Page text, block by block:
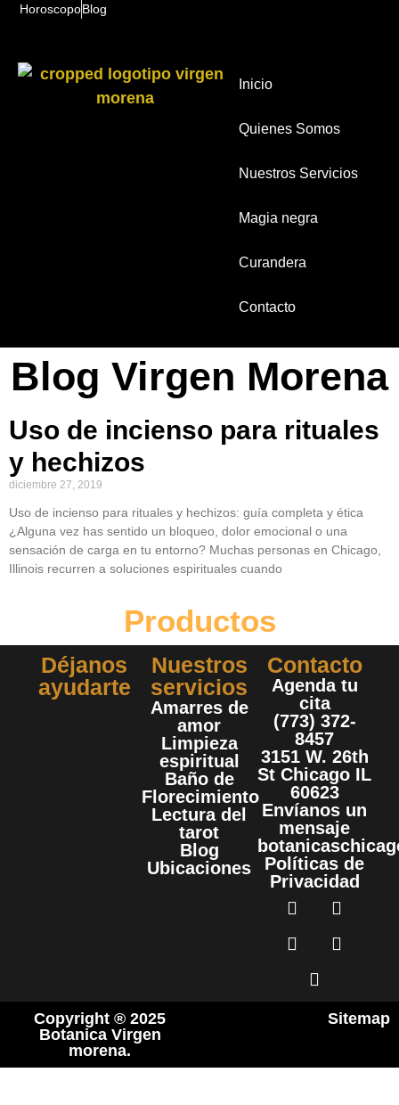
HoroscopoBlog
Inicio
Quienes Somos
Nuestros Servicios
Magia negra
Curandera
Contacto
Blog Virgen Morena
Uso de incienso para rituales
y hechizos
diciembre 27, 2019
Uso de incienso para rituales y hechizos: guía completa y ética
¿Alguna vez has sentido un bloqueo, dolor emocional o una
sensación de carga en tu entorno? Muchas personas en Chicago,
Illinois recurren a soluciones espirituales cuando
Productos
Déjanos
ayudarte
Nuestros
servicios
Amarres de
amor
Limpieza
espiritual
Baño de
Florecimiento
Lectura del
tarot
Blog
Ubicaciones
Contacto
Agenda tu
cita
(773) 372-
8457
3151 W. 26th
St Chicago IL
60623
Envíanos un
mensaje
Políticas de
Privacidad
Copyright ® 2025
Botanica Virgen
morena.
Sitemap